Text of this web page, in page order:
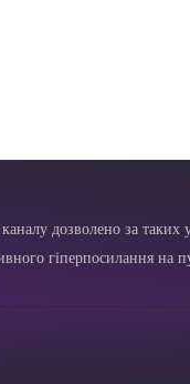
дозволено за
гіперпосилання на